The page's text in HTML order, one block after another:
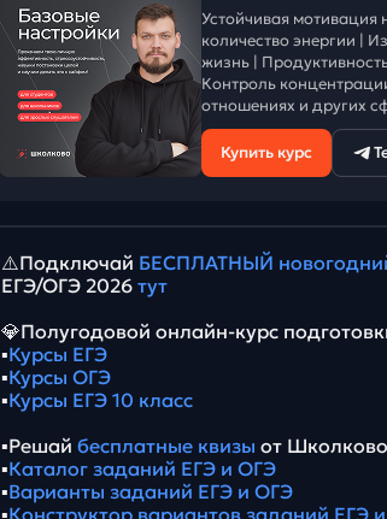
Устойчивая мотивация
количество энергии |
жизнь |
Контроль
отношениях и других
Купить курс
⚠️Подключай БЕСПЛАТНЫЙ
ЕГЭ/ОГЭ 2026 тут
💎Полугодовой онлайн-курс
▪️Курсы ЕГЭ
▪️Курсы ОГЭ
▪️Курсы ЕГЭ 10 класс
▪️Решай бесплатные квизы от Школково
▪️Каталог заданий ЕГЭ и ОГЭ
▪️Варианты заданий ЕГЭ и ОГЭ